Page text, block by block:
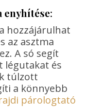
enyhítése:
hozzájárulhat
az asztma
A só segít
légutakat és
túlzott
a könnyebb
párologtató